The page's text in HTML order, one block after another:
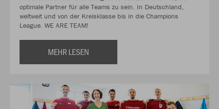
optimale Partner für alle Teams zu sein. In Deutschland,
weltweit und von der Kreisklasse bis in die Champions
League. WE ARE TEAM!
MEHR LESEN